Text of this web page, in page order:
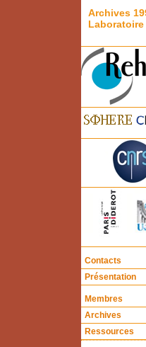
Archives
Laboratoire
Contacts
Présentation
Membres
Archives
Ressources